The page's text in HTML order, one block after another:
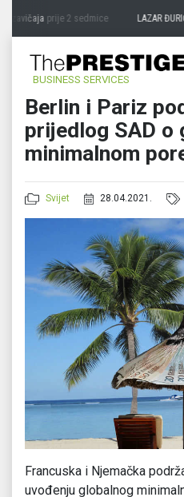
zavičajaprije 2 sedmice LAZAR
BUSINESS SERVICES
Berlin i Pariz
prijedlog SAD o
minimalnom
Svijet 28.04.2021.
Francuska i Njemačka
uvođenju globalnog